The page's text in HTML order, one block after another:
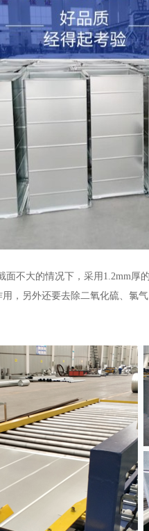
面不大的情况下，采用1.2mm
，另外还要去除二氧化硫、氯